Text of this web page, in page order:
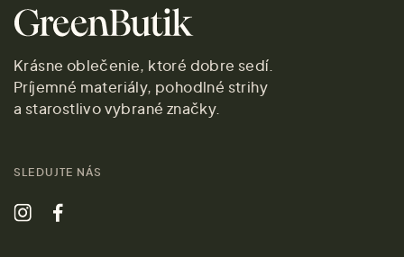
Krásne oblečenie, ktoré dobre sedí.
Príjemné materiály, pohodlné strihy
a starostlivo vybrané značky.
SLEDUJTE NÁS